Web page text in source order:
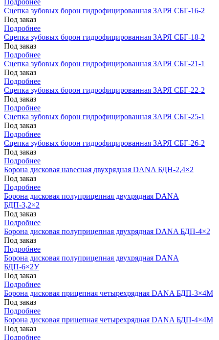
Подробнее
Сцепка зубовых борон гидрофицированная ЗАРЯ СБГ-16-2
Под заказ
Подробнее
Сцепка зубовых борон гидрофицированная ЗАРЯ СБГ-18-2
Под заказ
Подробнее
Сцепка зубовых борон гидрофицированная ЗАРЯ СБГ-21-1
Под заказ
Подробнее
Сцепка зубовых борон гидрофицированная ЗАРЯ СБГ-22-2
Под заказ
Подробнее
Сцепка зубовых борон гидрофицированная ЗАРЯ СБГ-25-1
Под заказ
Подробнее
Сцепка зубовых борон гидрофицированная ЗАРЯ СБГ-26-2
Под заказ
Подробнее
Борона дисковая навесная двухрядная DANA БДН-2,4×2
Под заказ
Подробнее
Борона дисковая полуприцепная двухрядная DANA
БДП-3,2×2
Под заказ
Подробнее
Борона дисковая полуприцепная двухрядная DANA БДП-4×2
Под заказ
Подробнее
Борона дисковая полуприцепная двухрядная DANA
БДП-6×2У
Под заказ
Подробнее
Борона дисковая прицепная четырехрядная DANA БДП-3×4М
Под заказ
Подробнее
Борона дисковая прицепная четырехрядная DANA БДП-4×4М
Под заказ
Подробнее